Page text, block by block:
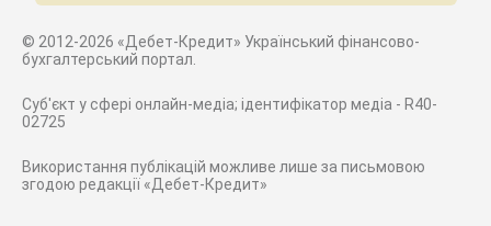
© 2012-2026 «Дебет-Кредит» Український фінансово-
бухгалтерський портал.
Суб'єкт у сфері онлайн-медіа; ідентифікатор медіа - R40-
02725
Використання публікацій можливе лише за письмовою
згодою редакції «Дебет-Кредит»